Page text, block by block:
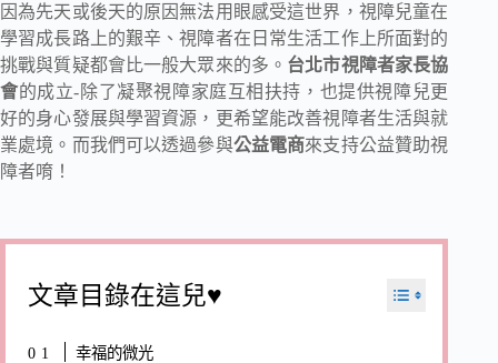
因為先天或後天的原因無法用眼感受這世界，視障兒童在
學習成長路上的艱辛、視障者在日常生活工作上所面對的
挑戰與質疑都會比一般大眾來的多。 台北市視障者家長協
會的成立-除了凝聚視障家庭互相扶持，也提供視障兒更
好的身心發展與學習資源，更希望能改善視障者生活與就
業處境。而我們可以透過參與公益電商來支持公益贊助視
障者唷！
文章目錄在這兒♥
幸福的微光